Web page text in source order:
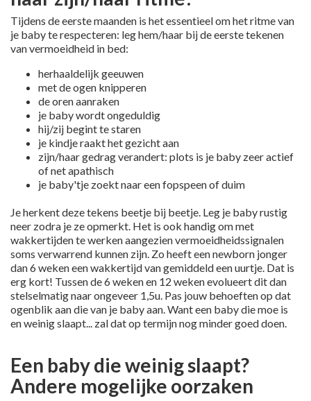
Tijdens de eerste maanden is het essentieel om het ritme van
je baby te respecteren: leg hem/haar bij de eerste tekenen
van vermoeidheid in bed:
herhaaldelijk geeuwen
met de ogen knipperen
de oren aanraken
je baby wordt ongeduldig
hij/zij begint te staren
je kindje raakt het gezicht aan
zijn/haar gedrag verandert: plots is je baby zeer actief
of net apathisch
je baby'tje zoekt naar een fopspeen of duim
Je herkent deze tekens beetje bij beetje. Leg je baby rustig
neer zodra je ze opmerkt. Het is ook handig om met
wakkertijden te werken aangezien vermoeidheidssignalen
soms verwarrend kunnen zijn. Zo heeft een newborn jonger
dan 6 weken een wakkertijd van gemiddeld een uurtje. Dat is
erg kort! Tussen de 6 weken en 12 weken evolueert dit dan
stelselmatig naar ongeveer 1,5u. Pas jouw behoeften op dat
ogenblik aan die van je baby aan. Want een baby die moe is
en weinig slaapt... zal dat op termijn nog minder goed doen.
Een baby die weinig slaapt?
Andere mogelijke oorzaken